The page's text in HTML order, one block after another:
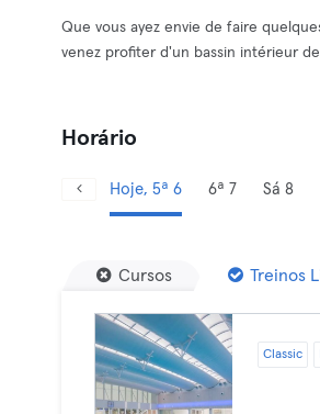
Que vous ayez envie de faire
venez profiter d'un bassin intérieur
Horário
Hoje, 5ª 6 6ª 7 Sá 8
Cursos Treinos
Classic